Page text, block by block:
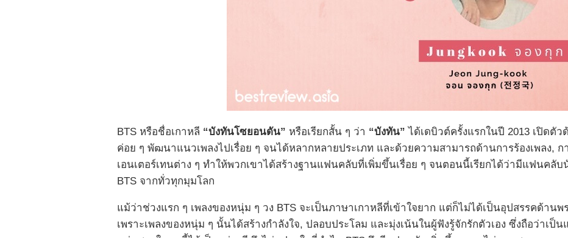
BTS หรือชื่อเกาหลี “บังทันโซยอนดัน” หรือเรียกสั้น ๆ ว่า “บังทัน” ได้เดบิวต์ครั้งแรกในปี 2013 เปิดตั
ค่อย ๆ พัฒนาแนวเพลงไปเรื่อย ๆ จนได้หลากหลายประเภท และด้วยความสามารถด้านการร้องเพลง, ก
เอนเตอร์เทนต่าง ๆ ทำให้พวกเขาได้สร้างฐานแฟนคลับที่เพิ่มขึ้นเรื่อย ๆ จนตอนนี้เรียกได้ว่ามีแฟนคลั
BTS จากทั่วทุกมุมโลก
แม้ว่าช่วงแรก ๆ เพลงของหนุ่ม ๆ วง BTS จะเป็นภาษาเกาหลีที่เข้าใจยาก แต่ก็ไม่ได้เป็นอุปสรรคด้าน
เพราะเพลงของหนุ่ม ๆ นั้นได้สร้างกำลังใจ, ปลอบประโลม และมุ่งเน้นในผู้ฟังรู้จักรักตัวเอง ซึ่งถือว่าเป็